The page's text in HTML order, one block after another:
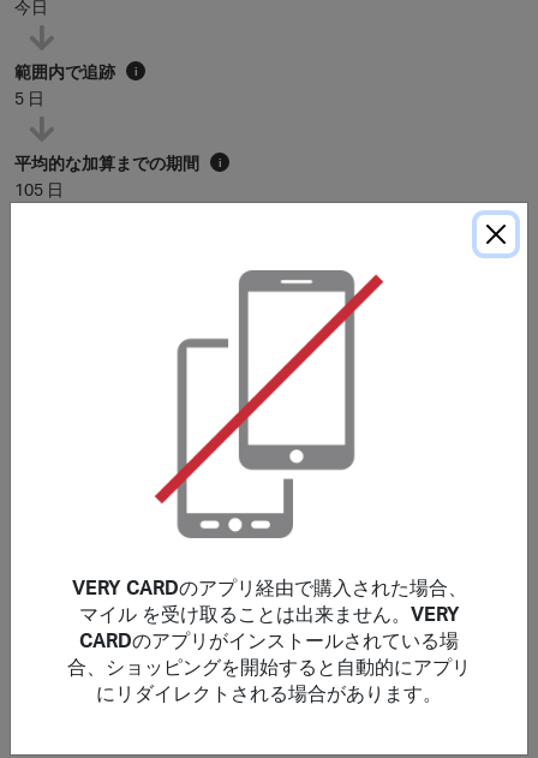
今日
範囲内で追跡 i
5 日
平均的な加算までの期間 i
105 日
* 上記の平均点な加算までの期間は参考例です。購入条件に特に記載が無い限
日以内に加算されますが、加盟店によってはさらに長く
「供花」はマイルの対象外です。
このサイトで掲載していないバウチャー、クーポンコード
を使用した場合、ご購入が特典の対象外になる場合があり
地域で発生するご購入に関わる税（付加価値税、消費税な
どを含みますが、これに限りません）は特典の対象にはな
りません。
について VERY CARD
VERY CARDのアプリ経由で購入された場合、
マイル を受け取ることは出来ません。 VERY
CARDのアプリがインストールされている場
合、ショッピングを開始すると自動的にアプリ
にリダイレクトされる場合があります。